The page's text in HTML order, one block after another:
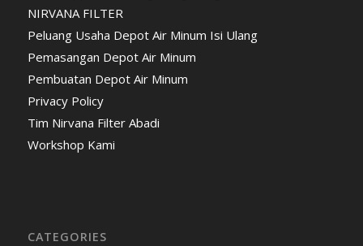
NIRVANA FILTER
Peluang Usaha Depot Air Minum Isi Ulang
Pemasangan Depot Air Minum
Pembuatan Depot Air Minum
Privacy Policy
Tim Nirvana Filter Abadi
Workshop Kami
CATEGORIES